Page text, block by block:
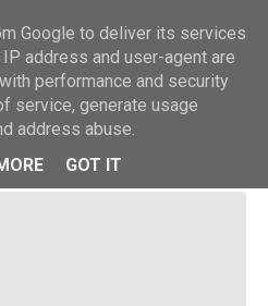
Google to deliver its services
address and user-agent are
performance and security
service, generate usage
address abuse.
GOT IT